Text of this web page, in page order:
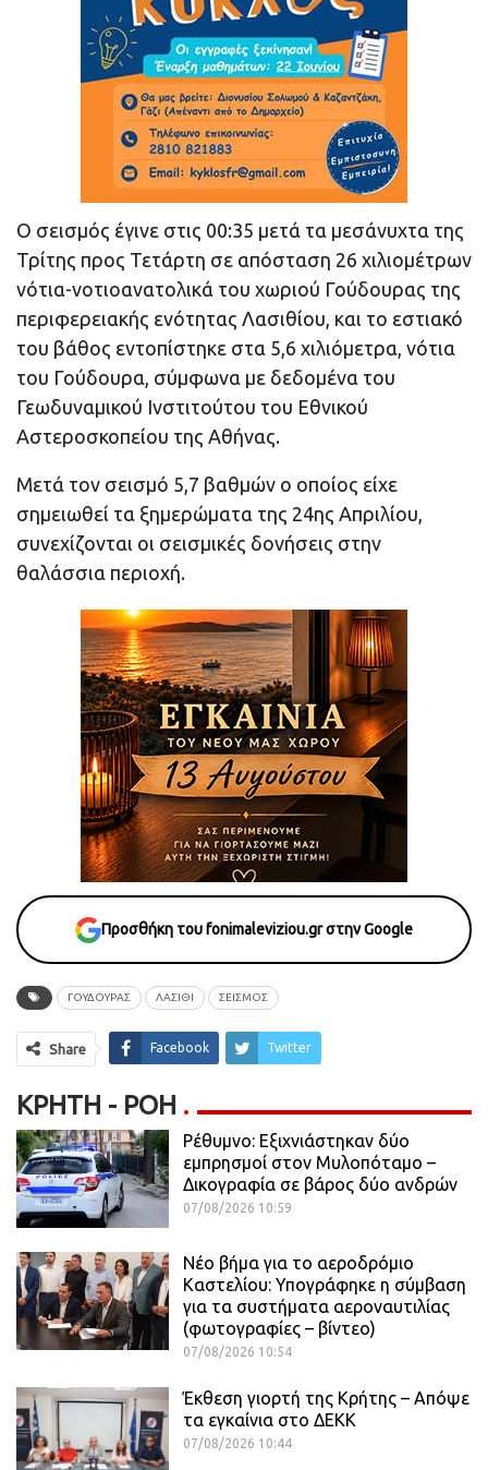
Ο σεισμός έγινε στις 00:35 μετά τα μεσάνυχτα της
Τρίτης προς Τετάρτη σε απόσταση 26 χιλιομέτρων
νότια-νοτιοανατολικά του χωριού Γούδουρας της
περιφερειακής ενότητας Λασιθίου, και το εστιακό
του βάθος εντοπίστηκε στα 5,6 χιλιόμετρα, νότια
του Γούδουρα, σύμφωνα με δεδομένα του
Γεωδυναμικού Ινστιτούτου του Εθνικού
Αστεροσκοπείου της Αθήνας.
Μετά τον σεισμό 5,7 βαθμών ο οποίος είχε
σημειωθεί τα ξημερώματα της 24ης Απριλίου,
συνεχίζονται οι σεισμικές δονήσεις στην
θαλάσσια περιοχή.
Προσθήκη του fonimaleviziou.gr στην Google
ΓΟΥΔΟΥΡΑΣ ΛΑΣΙΘΙ ΣΕΙΣΜΟΣ
Share Facebook Twitter
ΚΡΉΤΗ - ΡΟΗ
Ρέθυμνο: Εξιχνιάστηκαν δύο
εμπρησμοί στον Μυλοπόταμο –
Δικογραφία σε βάρος δύο ανδρών
07/08/2026 10:59
Νέο βήμα για το αεροδρόμιο
Καστελίου: Υπογράφηκε η σύμβαση
για τα συστήματα αεροναυτιλίας
(φωτογραφίες – βίντεο)
07/08/2026 10:54
Έκθεση γιορτή της Κρήτης – Απόψε
τα εγκαίνια στο ΔΕΚΚ
07/08/2026 10:44